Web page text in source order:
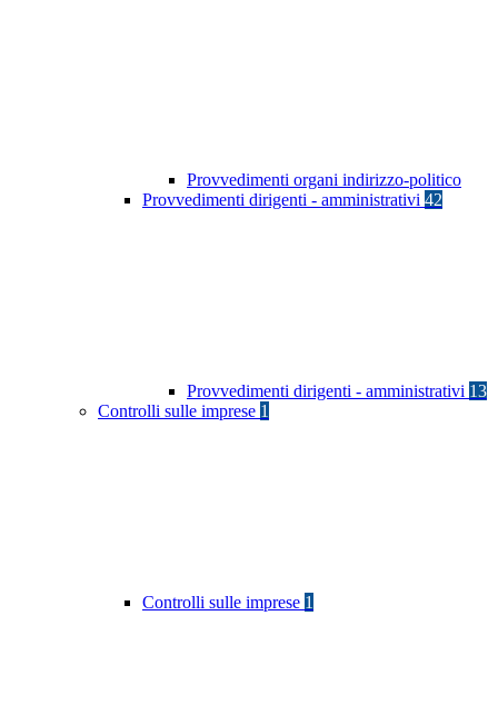
Provvedimenti organi indirizzo-politico
Provvedimenti dirigenti - amministrativi 42
Provvedimenti dirigenti - amministrativi 13
Controlli sulle imprese 1
Controlli sulle imprese 1